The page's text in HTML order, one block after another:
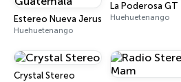
Estereo Nueva Jerusalem Guatemala
Huehuetenango
La Poderosa GT
Huehuetenango
Crystal Stereo